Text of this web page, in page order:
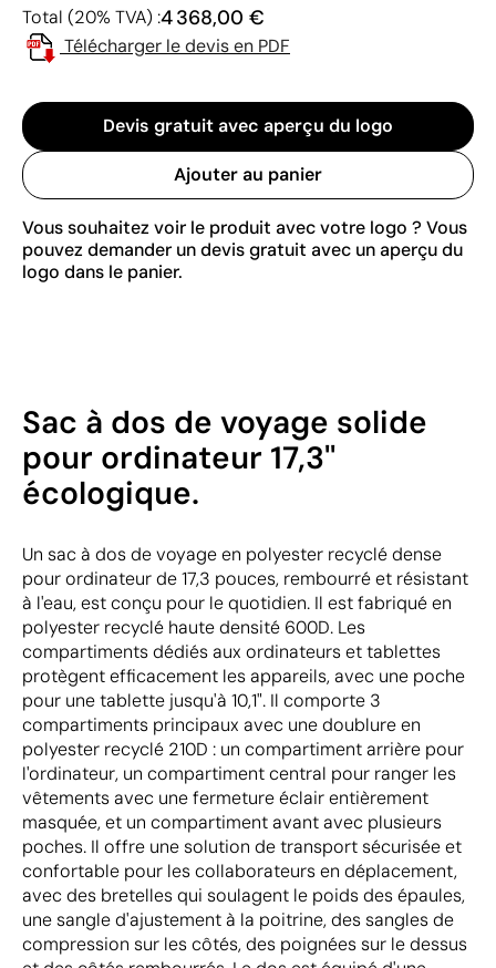
Total (20% TVA) :4 368,00 €
Télécharger le devis en PDF
Devis gratuit avec aperçu du logo
Ajouter au panier
Vous souhaitez voir le produit avec votre logo ? Vous
pouvez demander un devis gratuit avec un aperçu du
logo dans le panier.
Sac à dos de voyage solide
pour ordinateur 17,3''
écologique.
Un sac à dos de voyage en polyester recyclé dense
pour ordinateur de 17,3 pouces, rembourré et résistant
à l'eau, est conçu pour le quotidien. Il est fabriqué en
polyester recyclé haute densité 600D. Les
compartiments dédiés aux ordinateurs et tablettes
protègent efficacement les appareils, avec une poche
pour une tablette jusqu'à 10,1". Il comporte 3
compartiments principaux avec une doublure en
polyester recyclé 210D : un compartiment arrière pour
l'ordinateur, un compartiment central pour ranger les
vêtements avec une fermeture éclair entièrement
masquée, et un compartiment avant avec plusieurs
poches. Il offre une solution de transport sécurisée et
confortable pour les collaborateurs en déplacement,
avec des bretelles qui soulagent le poids des épaules,
une sangle d'ajustement à la poitrine, des sangles de
compression sur les côtés, des poignées sur le dessus